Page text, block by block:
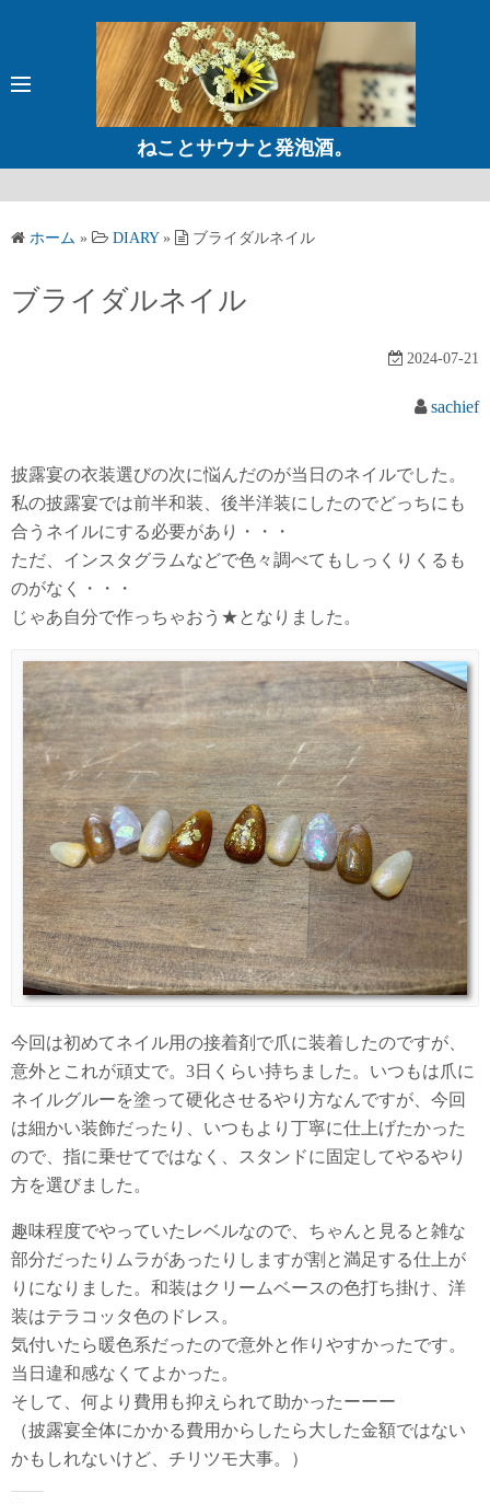
ン
ッ
ねことサウナと発泡酒。
ホーム » DIARY» ブライダルネイル
ブライダルネイル
2024-07-21
sachief
披露宴の衣装選びの次に悩んだのが当日のネイルでした。
私の披露宴では前半和装、後半洋装にしたのでどっちにも
合うネイルにする必要があり・・・
ただ、インスタグラムなどで色々調べてもしっくりくるも
のがなく・・・
じゃあ自分で作っちゃおう★となりました。
今回は初めてネイル用の接着剤で爪に装着したのですが、
意外とこれが頑丈で。3日くらい持ちました。いつもは爪に
ネイルグルーを塗って硬化させるやり方なんですが、今回
は細かい装飾だったり、いつもより丁寧に仕上げたかった
ので、指に乗せてではなく、スタンドに固定してやるやり
方を選びました。
趣味程度でやっていたレベルなので、ちゃんと見ると雑な
部分だったりムラがあったりしますが割と満足する仕上が
りになりました。和装はクリームベースの色打ち掛け、洋
装はテラコッタ色のドレス。
気付いたら暖色系だったので意外と作りやすかったです。
当日違和感なくてよかった。
そして、何より費用も抑えられて助かったーーー
（披露宴全体にかかる費用からしたら大した金額ではない
かもしれないけど、チリツモ大事。）